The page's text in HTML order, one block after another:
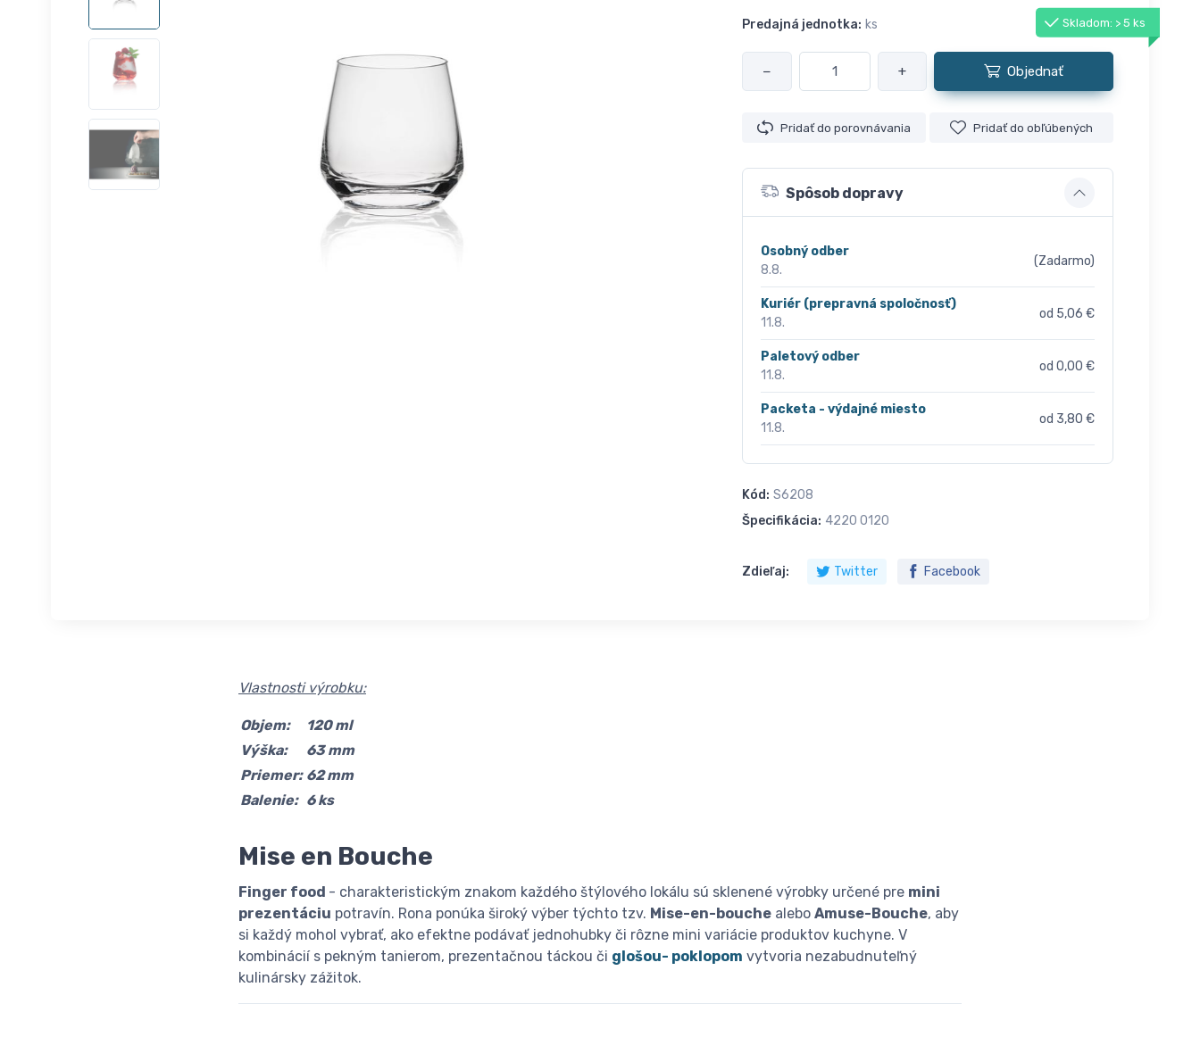
Predajná jednotka: ks Skladom: > 5 ks
− + Objednať
Pridať do porovnávania Pridať do obľúbených
Spôsob dopravy
Osobný odber
8.8.
(Zadarmo)
Kuriér (prepravná spoločnosť)
11.8.
od 5,06 €
Paletový odber
11.8.
od 0,00 €
Packeta - výdajné miesto
11.8.
od 3,80 €
Kód: S6208
Špecifikácia: 4220 0120
Zdieľaj: Twitter Facebook
Vlastnosti výrobku:
Objem:
120 ml
Výška:
63 mm
Priemer: 62 mm
Balenie: 6 ks
Mise en Bouche
Finger food - charakteristickým znakom každého štýlového lokálu sú sklenené výrobky určené pre mini
prezentáciu potravín. Rona ponúka široký výber týchto tzv. Mise-en-bouche alebo Amuse-Bouche, aby
si každý mohol vybrať, ako efektne podávať jednohubky či rôzne mini variácie produktov kuchyne. V
kombinácií s pekným tanierom, prezentačnou táckou či glošou- poklopom vytvoria nezabudnuteľný
kulinársky zážitok.